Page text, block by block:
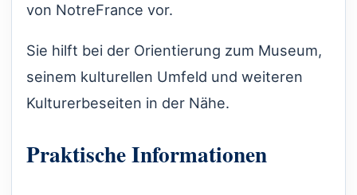
von NotreFrance vor.
Sie hilft bei der Orientierung zum Museum,
seinem kulturellen Umfeld und weiteren
Kulturerbeseiten in der Nähe.
Praktische Informationen